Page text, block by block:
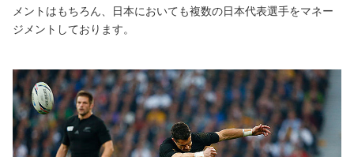
メントはもちろん、日本においても複数の日本代表選手をマネー
ジメントしております。